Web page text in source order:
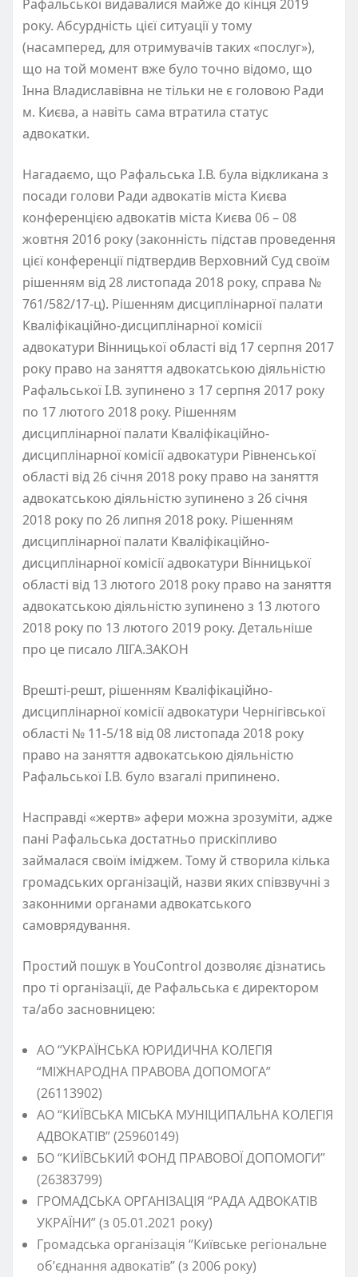
Рафальської видавалися майже до кінця 2019
року. Абсурдність цієї ситуації у тому
(насамперед, для отримувачів таких «послуг»),
що на той момент вже було точно відомо, що
Інна Владиславівна не тільки не є головою Ради
м. Києва, а навіть сама втратила статус
адвокатки.
Нагадаємо, що Рафальська І.В. була відкликана з
посади голови Ради адвокатів міста Києва
конференцією адвокатів міста Києва 06 – 08
жовтня 2016 року (законність підстав проведення
цієї конференції підтвердив Верховний Суд своїм
рішенням від 28 листопада 2018 року, справа №
761/582/17-ц). Рішенням дисциплінарної палати
Кваліфікаційно-дисциплінарної комісії
адвокатури Вінницької області від 17 серпня 2017
року право на заняття адвокатською діяльністю
Рафальської І.В. зупинено з 17 серпня 2017 року
по 17 лютого 2018 року. Рішенням
дисциплінарної палати Кваліфікаційно-
дисциплінарної комісії адвокатури Рівненської
області від 26 січня 2018 року право на заняття
адвокатською діяльністю зупинено з 26 січня
2018 року по 26 липня 2018 року. Рішенням
дисциплінарної палати Кваліфікаційно-
дисциплінарної комісії адвокатури Вінницької
області від 13 лютого 2018 року право на заняття
адвокатською діяльністю зупинено з 13 лютого
2018 року по 13 лютого 2019 року. Детальніше
про це писало ЛІГА.ЗАКОН
Врешті-решт, рішенням Кваліфікаційно-
дисциплінарної комісії адвокатури Чернігівської
області № 11-5/18 від 08 листопада 2018 року
право на заняття адвокатською діяльністю
Рафальської І.В. було взагалі припинено.
Насправді «жертв» афери можна зрозуміти, адже
пані Рафальська достатньо прискіпливо
займалася своїм іміджем. Тому й створила кілька
громадських організацій, назви яких співзвучні з
законними органами адвокатського
самоврядування.
Простий пошук в YouControl дозволяє дізнатись
про ті організації, де Рафальська є директором
та/або засновницею:
АО “УКРАЇНСЬКА ЮРИДИЧНА КОЛЕГІЯ
“МІЖНАРОДНА ПРАВОВА ДОПОМОГА”
(26113902)
АО “КИЇВСЬКА МІСЬКА МУНІЦИПАЛЬНА КОЛЕГІЯ
АДВОКАТІВ” (25960149)
БО “КИЇВСЬКИЙ ФОНД ПРАВОВОЇ ДОПОМОГИ”
(26383799)
ГРОМАДСЬКА ОРГАНІЗАЦІЯ “РАДА АДВОКАТІВ
УКРАЇНИ” (з 05.01.2021 року)
Громадська організація “Київське регіональне
об’єднання адвокатів” (з 2006 року)